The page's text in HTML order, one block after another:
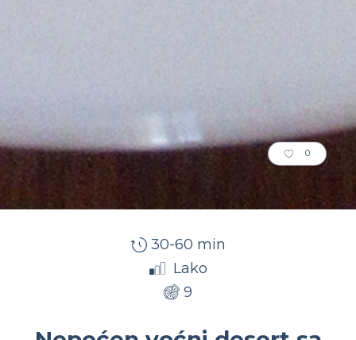
0
30-60 min
Lako
9